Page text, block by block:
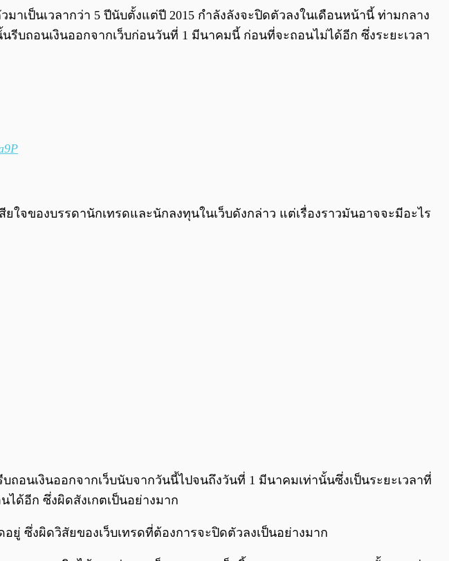
0:00 / 0:00
มาเป็นเวลากว่า 5 ปีนับตั้งแต่ปี 2015 กำลังลังจะปิดตัวลงในเดือนหน้านี้ ท่ามกลาง
บถอนเงินออกจากเว็บก่อนวันที่ 1 มีนาคมนี้ ก่อนที่จะถอนไม่ได้อีก ซึ่งระยะเวลา
ใจของบรรดานักเทรดและนักลงทุนในเว็บดังกล่าว แต่เรื่องราวมันอาจจะมีอะไร
อนเงินออกจากเว็บนับจากวันนี้ไปจนถึงวันที่ 1 มีนาคมเท่านั้นซึ่งเป็นระยะเวลาที่
ได้อีก ซึ่งผิดสังเกตเป็นอย่างมาก
ยู่ ซึ่งผิดวิสัยของเว็บเทรดที่ต้องการจะปิดตัวลงเป็นอย่างมาก